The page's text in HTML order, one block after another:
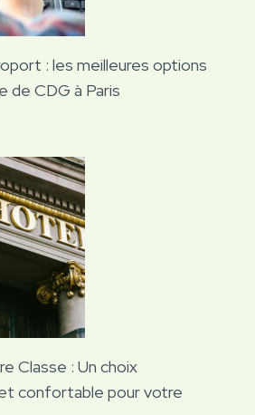
: les meilleures options
de CDG à Paris
Classe : Un choix
confortable pour votre